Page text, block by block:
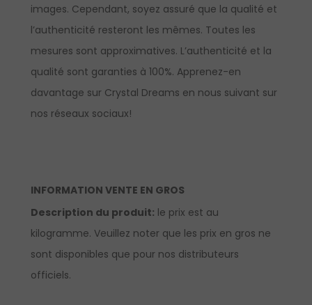
images. Cependant, soyez assuré que la qualité et
l’authenticité resteront les mêmes. Toutes les
mesures sont approximatives. L’authenticité et la
qualité sont garanties à 100%. Apprenez-en
davantage sur Crystal Dreams en nous suivant sur
nos réseaux sociaux!
INFORMATION VENTE EN GROS
Description du produit: le prix est au
kilogramme. Veuillez noter que les prix en gros ne
sont disponibles que pour nos distributeurs
officiels.